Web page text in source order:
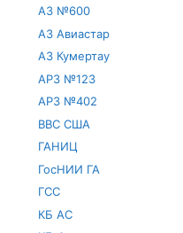
АЗ №600
АЗ Авиастар
АЗ Кумертау
АРЗ №123
АРЗ №402
ВВС США
ГАНИЦ
ГосНИИ ГА
ГСС
КБ АС